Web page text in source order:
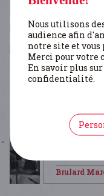
LA
Brulard
Brulard
Nous utilisons
audience afin
notre site et
Merci pour votre
En savoir plus
confidentialité.